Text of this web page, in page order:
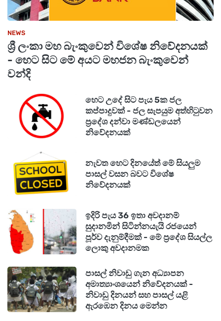
NEWS
ශ්‍රී ලංකා මහ බැංකුවෙන් විශේෂ නිවේදනයක්
- හෙට සිට මේ අයට මහජන බැංකුවෙන්
වන්දි
හෙට උදේ සිට පැය 5ක ජල
කප්පාදුවක් - ජල සැපයුම අත්හිටුවන
ප්‍රදේශ දන්වා මණ්ඩලයෙන්
නිවේදනයක්
නැවත හෙට දිනයේත් මේ සියලුම
පාසල් වසන බවට විශේෂ
නිවේදනයක්
ඉදිරි පැය 36 ඉතා අවදානම්
සුදානමින් සිටින්නයැයි රජයෙන්
පූර්ව දැනුම්දීමක් - මේ ප්‍රදේශ සියල්ල
ලොකු අවදානමක
පාසල් නිවාඩු ගැන අධ්‍යාපන
අමාත්‍යාංශයෙන් නිවේදනයක් -
නිවාඩු දිනයන් සහ පාසල් යළි
ඇරඹෙන දිනය මෙන්න